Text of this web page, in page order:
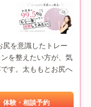
尻を意識したトレー
を整えたい方が、気
す。太ももとお尻へ
体験・相談予約